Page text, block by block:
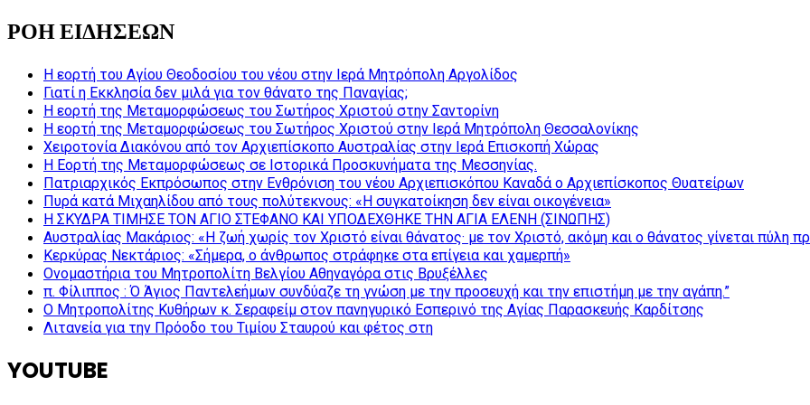
ΡΟΗ ΕΙΔΗΣΕΩΝ
Η εορτή του Αγίου Θεοδοσίου του νέου στην Ιερά Μητρόπολη Αργολίδος
Γιατί η Εκκλησία δεν μιλά για τον θάνατο της Παναγίας;
Η εορτή της Μεταμορφώσεως του Σωτήρος Χριστού στην Σαντορίνη
Η εορτή της Μεταμορφώσεως του Σωτήρος Χριστού στην Ιερά Μητρόπολη Θεσσαλονίκης
Χειροτονία Διακόνου από τον Αρχιεπίσκοπο Αυστραλίας στην Ιερά Επισκοπή Χώρας
Η Εορτή της Μεταμορφώσεως σε Ιστορικά Προσκυνήματα της Μεσσηνίας.
Πατριαρχικός Εκπρόσωπος στην Ενθρόνιση του νέου Αρχιεπισκόπου Καναδά ο Αρχιεπίσκοπος Θυατείρων
Πυρά κατά Μιχαηλίδου από τους πολύτεκνους: «Η συγκατοίκηση δεν είναι οικογένεια»
Η ΣΚΥΔΡΑ ΤΙΜΗΣΕ ΤΟΝ ΑΓΙΟ ΣΤΕΦΑΝΟ ΚΑΙ ΥΠΟΔΕΧΘΗΚΕ ΤΗΝ ΑΓΙΑ ΕΛΕΝΗ (ΣΙΝΩΠΗΣ)
Αυστραλίας Μακάριος: «Η ζωή χωρίς τον Χριστό είναι θάνατος· με τον Χριστό, ακόμη και ο θάνατος γίνεται πύλη
Κερκύρας Νεκτάριος: «Σήμερα, ο άνθρωπος στράφηκε στα επίγεια και χαμερπή»
Ονομαστήρια του Μητροπολίτη Βελγίου Αθηναγόρα στις Βρυξέλλες
π. Φίλιππος : Ό Άγιος Παντελεήμων συνδύαζε τη γνώση με την προσευχή και την επιστήμη με την αγάπη.”
Ο Μητροπολίτης Κυθήρων κ. Σεραφείμ στον πανηγυρικό Εσπερινό της Αγίας Παρασκευής Καρδίτσης
Λιτανεία για την Πρόοδο του Τιμίου Σταυρού και φέτος στη
YOUTUBE